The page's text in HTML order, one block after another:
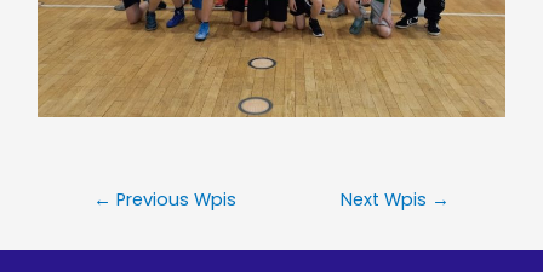
← Previous Wpis Next Wpis →